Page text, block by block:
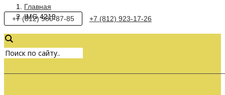
Главная
IMG 4219
+7 (812) 980-87-85 +7 (812) 923-17-26